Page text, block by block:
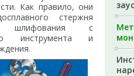
Как правило, они
стержня
шлифования с
инструмента и